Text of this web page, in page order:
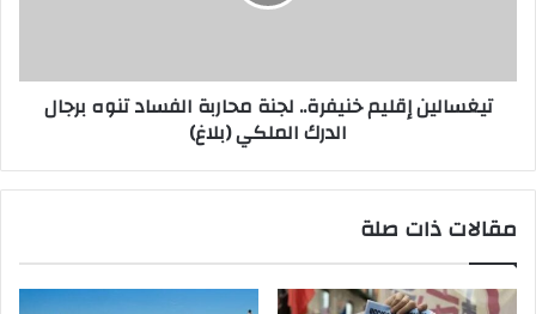
تيغسالين إقليم خنيفرة.. لجنة محاربة الفساد تنوه برجال
الدرك الملكي (بلاغ)
مقالات ذات صلة